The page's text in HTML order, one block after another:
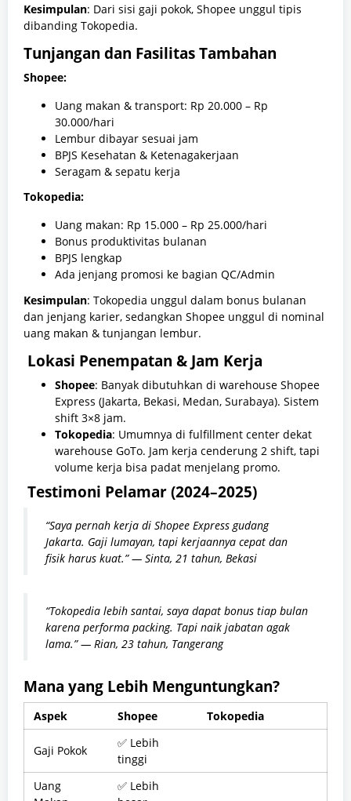
Kesimpulan: Dari sisi gaji pokok, Shopee unggul tipis
dibanding Tokopedia.
Tunjangan dan Fasilitas Tambahan
Shopee:
Uang makan & transport: Rp 20.000 – Rp
30.000/hari
Lembur dibayar sesuai jam
BPJS Kesehatan & Ketenagakerjaan
Seragam & sepatu kerja
Tokopedia:
Uang makan: Rp 15.000 – Rp 25.000/hari
Bonus produktivitas bulanan
BPJS lengkap
Ada jenjang promosi ke bagian QC/Admin
Kesimpulan: Tokopedia unggul dalam bonus bulanan
dan jenjang karier, sedangkan Shopee unggul di nominal
uang makan & tunjangan lembur.
Lokasi Penempatan & Jam Kerja
Shopee: Banyak dibutuhkan di warehouse Shopee
Express (Jakarta, Bekasi, Medan, Surabaya). Sistem
shift 3×8 jam.
Tokopedia: Umumnya di fulfillment center dekat
warehouse GoTo. Jam kerja cenderung 2 shift, tapi
volume kerja bisa padat menjelang promo.
Testimoni Pelamar (2024–2025)
“Saya pernah kerja di Shopee Express gudang
Jakarta. Gaji lumayan, tapi kerjaannya cepat dan
fisik harus kuat.” — Sinta, 21 tahun, Bekasi
“Tokopedia lebih santai, saya dapat bonus tiap bulan
karena performa packing. Tapi naik jabatan agak
lama.” — Rian, 23 tahun, Tangerang
Mana yang Lebih Menguntungkan?
Aspek Shopee Tokopedia
Gaji Pokok
✅ Lebih
tinggi
Uang
✅ Lebih